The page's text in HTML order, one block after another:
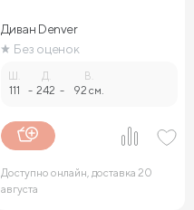
Диван Denver
Без оценок
111 -
Д.
242 -
В.
92 см.
Доступно онлайн, доставка 20
августа